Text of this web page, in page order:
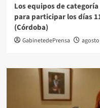
Los equipos de
para participar los días
(Córdoba)
GabinetedePrensa agosto